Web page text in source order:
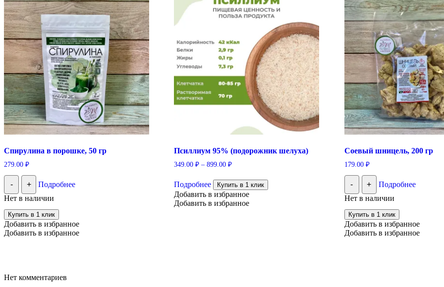
Спирулина в порошке, 50 гр
279.00 ₽
- +
Подробнее
Нет в наличии
Купить в 1 клик
Добавить в избранное
Добавить в избранное
Псиллиум 95% (подорожник шелуха)
349.00₽ –899.00₽
Подробнеетовар
имеет
несколько
Купить в 1 клик
Добавить в избранное
Добавить в избранное
Соевый шницель, 200 гр
179.00 ₽
- +
Подробнее
Нет в наличии
Купить в 1 клик
Добавить в избранное
Добавить в избранное
Нет комментариев